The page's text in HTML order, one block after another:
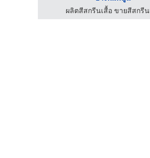
ผลิตสีสกรีนเสื้อ ขายสีสกรีน